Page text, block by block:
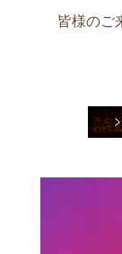
皆様のご